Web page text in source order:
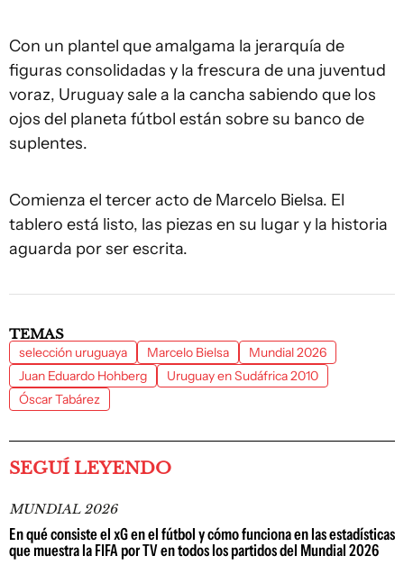
Con un plantel que amalgama la jerarquía de
figuras consolidadas y la frescura de una juventud
voraz, Uruguay sale a la cancha sabiendo que los
ojos del planeta fútbol están sobre su banco de
suplentes.
Comienza el tercer acto de Marcelo Bielsa. El
tablero está listo, las piezas en su lugar y la historia
aguarda por ser escrita.
TEMAS
selección uruguaya Marcelo Bielsa
Mundial 2026
Juan Eduardo Hohberg
Uruguay en Sudáfrica 2010
Óscar Tabárez
SEGUÍ LEYENDO
MUNDIAL 2026
En qué consiste el xG en el fútbol y cómo funciona en las estadísticas
que muestra la FIFA por TV en todos los partidos del Mundial 2026